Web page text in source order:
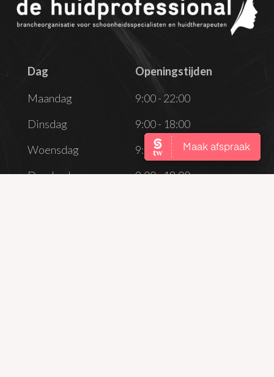
Dag
Openingstijden
Dag
Openingstijden
Maandag
9:00 - 22:00
Dinsdag
9:00 - 18:00
Woensdag
9:00 - 22:00
Donderdag
9:00 - 18:00